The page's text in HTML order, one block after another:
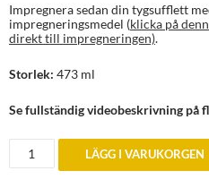
Impregnera sedan din tygsufflett
impregneringsmedel (klicka på
direkt till impregneringen).
Storlek: 473 ml
Se fullständig videobeskrivning på
Rengörning
tyg-
LÄGG I VARUKORGEN